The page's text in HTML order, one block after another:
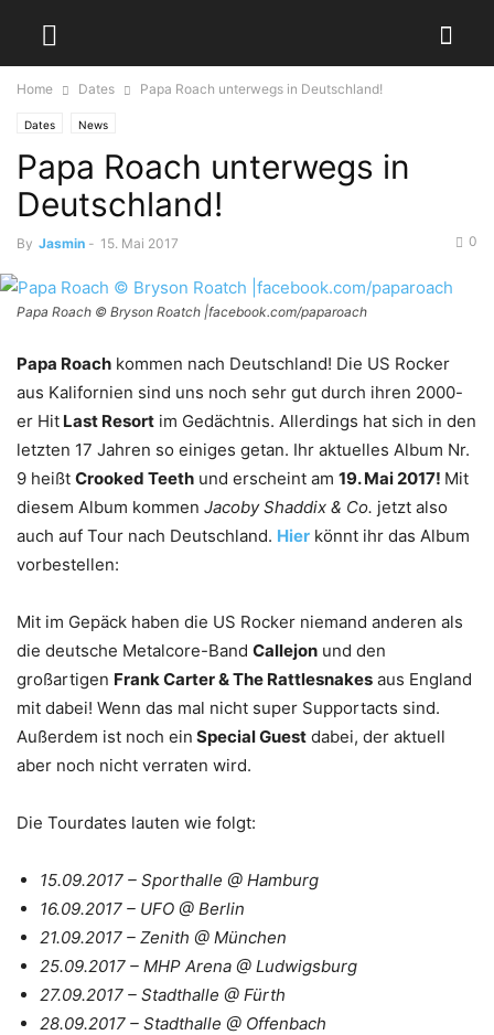
Home Dates Papa Roach unterwegs in Deutschland!
Dates News
Papa Roach unterwegs in
Deutschland!
By Jasmin - 15. Mai 2017 0
Papa Roach © Bryson Roatch |facebook.com/paparoach
Papa Roach kommen nach Deutschland! Die US Rocker
aus Kalifornien sind uns noch sehr gut durch ihren 2000-
er Hit Last Resort im Gedächtnis. Allerdings hat sich in den
letzten 17 Jahren so einiges getan. Ihr aktuelles Album Nr.
9 heißt Crooked Teeth und erscheint am 19. Mai 2017! Mit
diesem Album kommen Jacoby Shaddix & Co. jetzt also
auch auf Tour nach Deutschland. Hier könnt ihr das Album
vorbestellen:
Mit im Gepäck haben die US Rocker niemand anderen als
die deutsche Metalcore-Band Callejon und den
großartigen Frank Carter & The Rattlesnakes aus England
mit dabei! Wenn das mal nicht super Supportacts sind.
Außerdem ist noch ein Special Guest dabei, der aktuell
aber noch nicht verraten wird.
Die Tourdates lauten wie folgt:
15.09.2017 – Sporthalle @ Hamburg
16.09.2017 – UFO @ Berlin
21.09.2017 – Zenith @ München
25.09.2017 – MHP Arena @ Ludwigsburg
27.09.2017 – Stadthalle @ Fürth
28.09.2017 – Stadthalle @ Offenbach